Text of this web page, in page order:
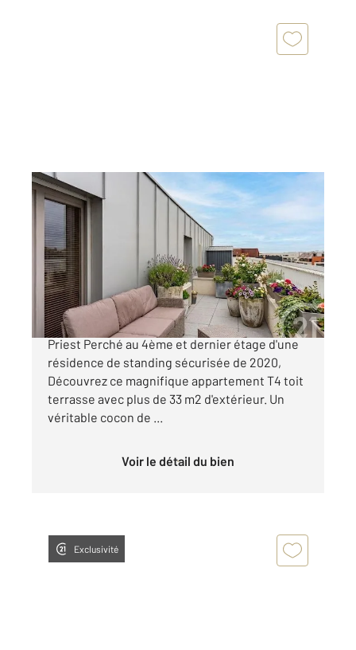
ST PRIEST 69
84 m2, 4 pièces
Ref : 136343
Appartement F4 à vendre
289 900 €
UNIQUE Toit terrasse T4 Dernier Étage à Saint-
Priest Perché au 4ème et dernier étage d'une
résidence de standing sécurisée de 2020,
Découvrez ce magnifique appartement T4 toit
terrasse avec plus de 33 m2 d'extérieur. Un
véritable cocon de ...
Voir le détail du bien
Exclusivité